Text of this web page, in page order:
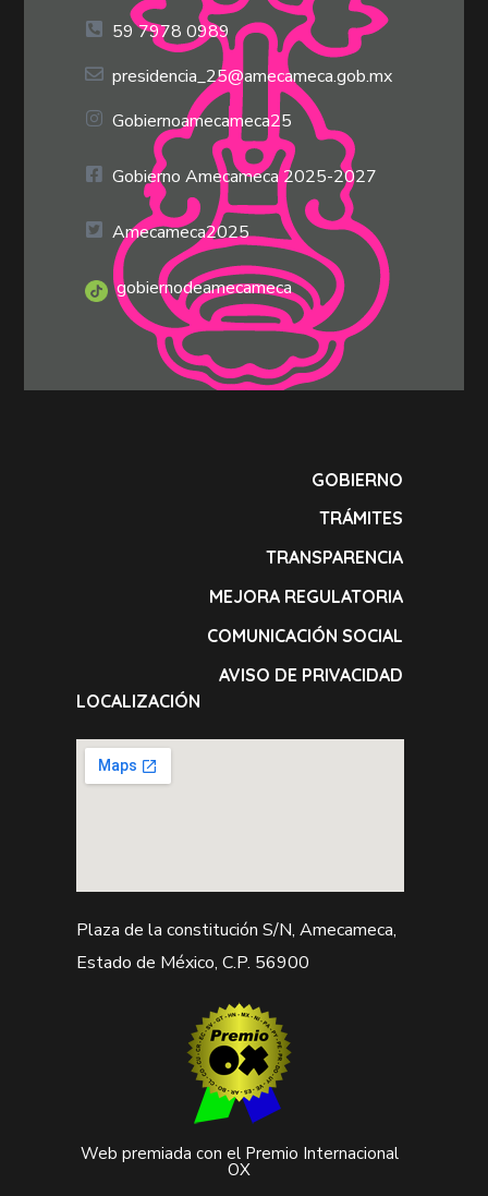
59 7978 0989
presidencia_25@amecameca.gob.mx
Gobiernoamecameca25
Gobierno Amecameca 2025-2027
Amecameca2025
gobiernodeamecameca
GOBIERNO
TRÁMITES
TRANSPARENCIA
MEJORA REGULATORIA
COMUNICACIÓN SOCIAL
AVISO DE PRIVACIDAD
LOCALIZACIÓN
Plaza de la constitución S/N, Amecameca,
Estado de México, C.P. 56900
Web premiada con el Premio Internacional
OX